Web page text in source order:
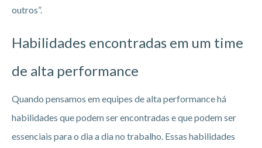
outros”.
Habilidades encontradas em um time
de alta performance
Quando pensamos em equipes de alta performance há
habilidades que podem ser encontradas e que podem ser
essenciais para o dia a dia no trabalho. Essas habilidades